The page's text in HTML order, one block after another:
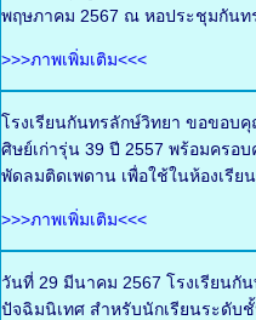
พฤษภาคม 2567 ณ หอประชุมกันท
>>>ภาพเพิ่มเติม<<<
โรงเรียนกันทรลักษ์วิทยา ขอขอบ
ศิษย์เก่ารุ่น 39 ปี 2557 พร้อมครอ
พัดลมติดเพดาน เพื่อใช้ในห้องเรีย
>>>ภาพเพิ่มเติม<<<
วันที่ 29 มีนาคม 2567 โรงเรียนกั
ปัจฉิมนิเทศ สำหรับนักเรียนระดับ